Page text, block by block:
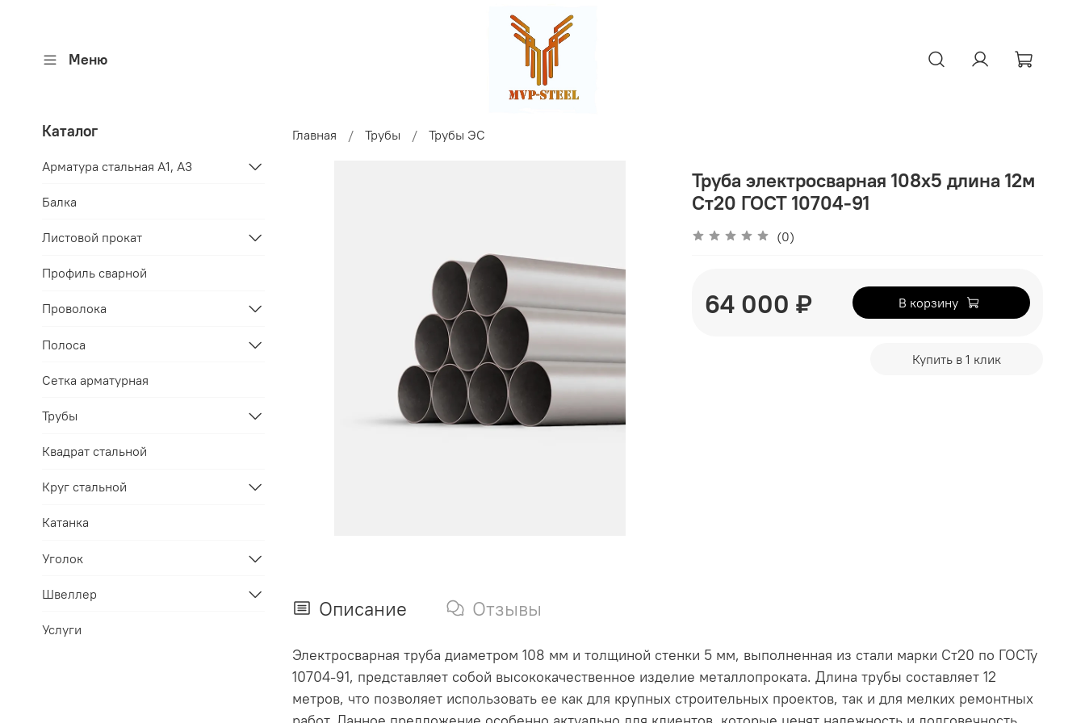
Меню
Главная Трубы Трубы ЭС
Труба электросварная 108х5 длина 12м
Ст20 ГОСТ 10704-91
(0)
64 000 ₽ В корзину
Купить в 1 клик
Описание Отзывы
Электросварная труба диаметром 108 мм и толщиной стенки 5 мм, выполненная из стали марки Ст20 по ГОСТу
10704-91, представляет собой высококачественное изделие металлопроката. Длина трубы составляет 12
метров, что позволяет использовать ее как для крупных строительных проектов, так и для мелких ремонтных
Каталог
Арматура стальная A1, A3
Балка
Листовой прокат
Профиль сварной
Проволока
Полоса
Сетка арматурная
Трубы
Квадрат стальной
Круг стальной
Катанка
Уголок
Швеллер
Услуги